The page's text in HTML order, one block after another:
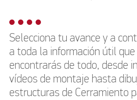
Selecciona tu avance y a
a toda la información útil
encontrarás de todo, desde
vídeos de montaje hasta
estructuras de Cerramiento